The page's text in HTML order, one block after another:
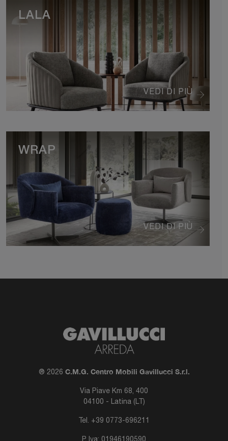
VEDI DI PIÙ
LALA
VEDI DI PIÙ
WRAP
® 2026 C.M.G. Centro Mobili Gavillucci S.r.l.
Via Piave Km 68, 400
04100 - Latina (LT)
Tel. +39 0773-696211
P. Iva: 01946190590